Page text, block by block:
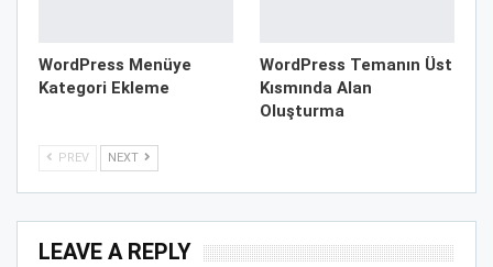
WordPress Menüye
Kategori Ekleme
WordPress Temanın Üst
Kısmında Alan
Oluşturma
PREV NEXT
LEAVE A REPLY